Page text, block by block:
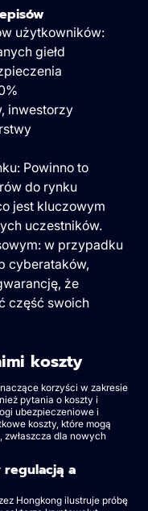
użytkowników:
giełd
inwestorzy
Powinno to
do rynku
jest kluczowym
uczestników.
w przypadku
cyberataków,
że
część swoich
koszty
korzyści w zakresie
pytania o koszty i
ubezpieczeniowe i
koszty, które mogą
zwłaszcza dla nowych
regulacją a
Hongkong ilustruje próbę